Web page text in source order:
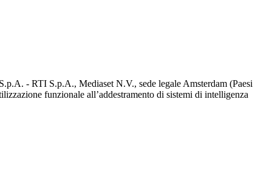
- RTI S.p.A., Mediaset N.V., sede legale Amsterdam (Paesi
funzionale all’addestramento di sistemi di intelligenza